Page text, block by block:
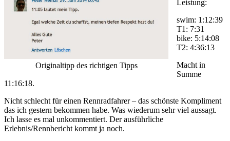
Originaltipp des richtigen Tipps
Leistung:
swim: 1:12:39
T1: 7:31
bike: 5:14:08
T2: 4:36:13
Macht in
Summe
11:16:18.
Nicht schlecht für einen Rennradfahrer – das schönste Kompliment
das ich gestern bekommen habe. Was wiederum sehr viel aussagt.
Ich lasse es mal unkommentiert. Der ausführliche
Erlebnis/Rennbericht kommt ja noch.